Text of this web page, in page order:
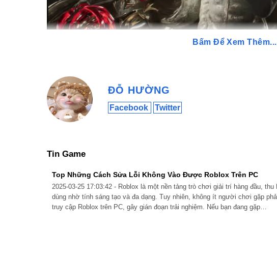
Hình ảnh được Riot Game tiết lộ về Skin mới
Một số thành tích đội nhóm nổi bật:
2 lần LCK Season MVP
2 lần đạt LCK All-Pro First team
Vô địch IEM (2016)
Vô địch Rift Rivals (2019)
Bấm Để Xem Thêm...
ĐỖ HƯỜNG
Facebook Twitter
Tin Game
Top Những Cách Sửa Lỗi Không Vào Được Roblox Trên PC
2025-03-25 17:03:42 - Roblox là một nền tảng trò chơi giải trí hàng đầu,
dùng nhờ tính sáng tạo và đa dạng. Tuy nhiên, không ít người chơi gặp
truy cập Roblox trên PC, gây gián đoạn trải nghiệm. Nếu bạn đang gặp…